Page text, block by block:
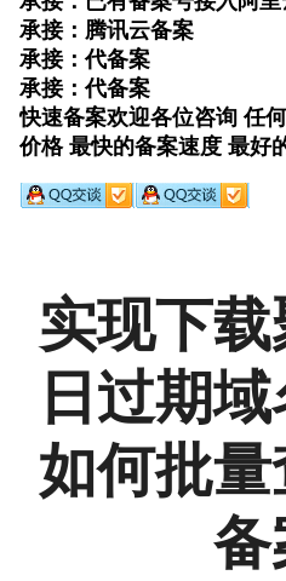
实现下
日过期域
如何批